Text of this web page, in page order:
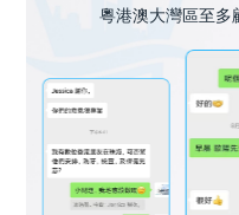
粵港澳大灣區至多